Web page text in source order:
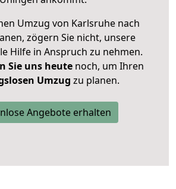
Umzug von Karlsruhe nach
zögern Sie nicht, unsere
Hilfe in Anspruch zu nehmen.
Sie uns heutenoch, um Ihren
Umzug zu planen.
Angebote erhalten